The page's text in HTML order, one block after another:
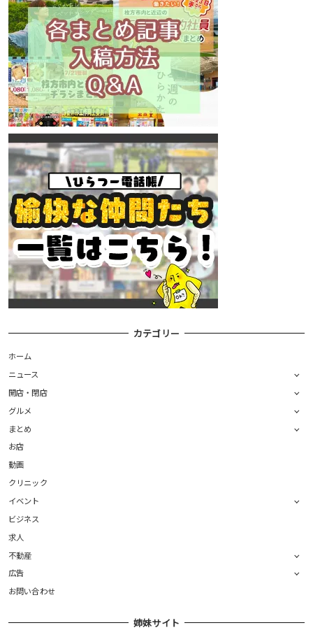
カテゴリー
ホーム
ニュース
開店・閉店
グルメ
まとめ
お店
動画
クリニック
イベント
ビジネス
求人
不動産
広告
お問い合わせ
姉妹サイト